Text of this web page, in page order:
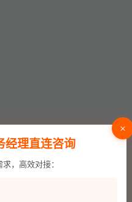
×
经理直连咨询
，高效对接：